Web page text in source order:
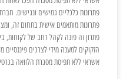
פתרונות כלכליים גמישים ונגישים.
פתרונות מותאמים אישית בתחום זה,
פתרון זה פונה לקהל רחב של לקוחות,
הזקוקים למענה מידי לצרכים
אשראי ללא תפיסת מסגרת הלוואה